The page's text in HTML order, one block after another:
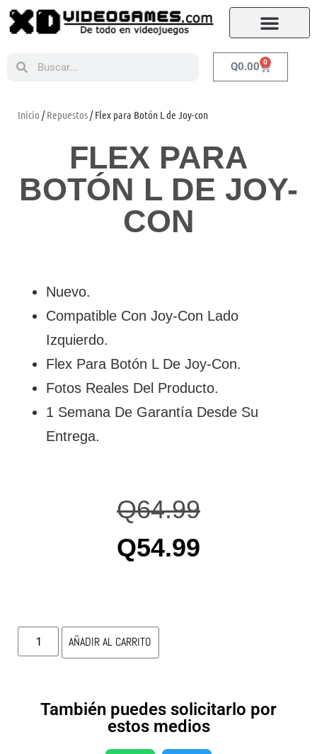
Q0.00 0
Inicio /Repuestos/ Flex para Botón L de Joy-con
FLEX PARA
BOTÓN L DE JOY-
CON
Nuevo.
Compatible Con Joy-Con Lado
Izquierdo.
Flex Para Botón L De Joy-Con.
Fotos Reales Del Producto.
1 Semana De Garantía Desde Su
Entrega.
Q64.99
Q54.99
AÑADIR AL CARRITO
También puedes solicitarlo por
estos medios